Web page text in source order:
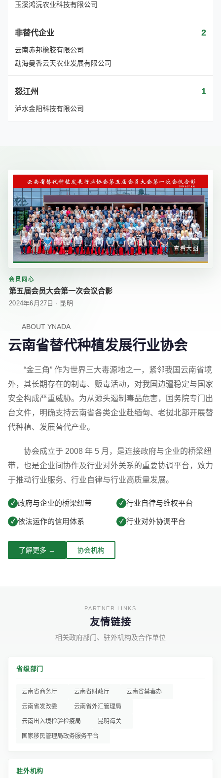
玉溪鸿沅农业科技有限公司
非替代企业 2
云南赤邦橡胶有限公司
勐海曼香云天农业发展有限公司
怒江州 1
泸水金阳科技有限公司
查看大图
会员同心
第五届会员大会第一次会议合影
2024年6月27日 · 昆明
ABOUT YNADA
云南省替代种植发展行业协会
“金三角” 作为世界三大毒源地之一，紧邻我国云南省境
外，其长期存在的制毒、贩毒活动，对我国边疆稳定与国家
安全构成严重威胁。为从源头遏制毒品危害，国务院专门出
台文件，明确支持云南省各类企业赴缅甸、老挝北部开展替
代种植、发展替代产业。
协会成立于 2008 年 5 月，是连接政府与企业的桥梁纽
带，也是企业间协作及行业对外关系的重要协调平台，致力
于推动行业服务、行业自律与行业高质量发展。
✓ 政府与企业的桥梁纽带 ✓ 行业自律与维权平台
✓ 依法运作的信用体系 ✓ 行业对外协调平台
了解更多 → 协会机构
友情链接
相关政府部门、驻外机构及合作单位
省级部门
云南省商务厅 云南省财政厅 云南省禁毒办
云南省发改委 云南省外汇管理局
云南出入境检验检疫局 昆明海关
国家移民管理局政务服务平台
驻外机构